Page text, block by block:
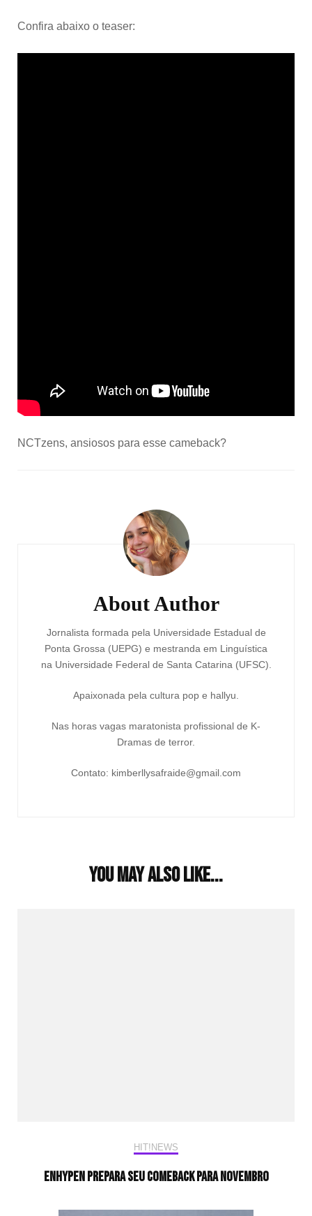
Confira abaixo o teaser:
NCTzens, ansiosos para esse cameback?
About Author
Jornalista formada pela Universidade Estadual de
Ponta Grossa (UEPG) e mestranda em Linguística
na Universidade Federal de Santa Catarina (UFSC).
Apaixonada pela cultura pop e hallyu.
Nas horas vagas maratonista profissional de K-
Dramas de terror.
Contato: kimberllysafraide@gmail.com
You may also like...
HIT!NEWS
ENHYPEN prepara seu comeback para novembro